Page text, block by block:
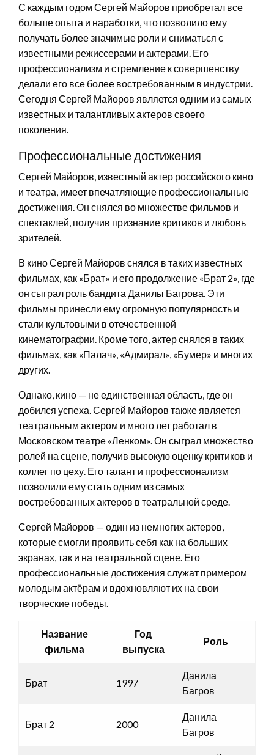
С каждым годом Сергей Майоров приобретал все
больше опыта и наработки, что позволило ему
получать более значимые роли и сниматься с
известными режиссерами и актерами. Его
профессионализм и стремление к совершенству
делали его все более востребованным в индустрии.
Сегодня Сергей Майоров является одним из самых
известных и талантливых актеров своего
поколения.
Профессиональные достижения
Сергей Майоров, известный актер российского кино
и театра, имеет впечатляющие профессиональные
достижения. Он снялся во множестве фильмов и
спектаклей, получив признание критиков и любовь
зрителей.
В кино Сергей Майоров снялся в таких известных
фильмах, как «Брат» и его продолжение «Брат 2», где
он сыграл роль бандита Данилы Багрова. Эти
фильмы принесли ему огромную популярность и
стали культовыми в отечественной
кинематографии. Кроме того, актер снялся в таких
фильмах, как «Палач», «Адмирал», «Бумер» и многих
других.
Однако, кино — не единственная область, где он
добился успеха. Сергей Майоров также является
театральным актером и много лет работал в
Московском театре «Ленком». Он сыграл множество
ролей на сцене, получив высокую оценку критиков и
коллег по цеху. Его талант и профессионализм
позволили ему стать одним из самых
востребованных актеров в театральной среде.
Сергей Майоров — один из немногих актеров,
которые смогли проявить себя как на больших
экранах, так и на театральной сцене. Его
профессиональные достижения служат примером
молодым актёрам и вдохновляют их на свои
творческие победы.
Название
фильма
Год
выпуска
Роль
Брат 1997
Данила
Багров
Брат 2 2000
Данила
Багров